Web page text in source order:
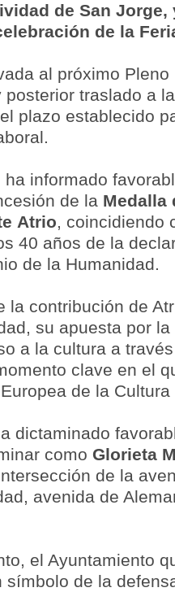
de San Jorge,
de la
al próximo
traslado a
plazo establecido
informado
de la Medalla
Atrio, coincidiendo
40 años de la
de la Humanidad.
la contribución de
su apuesta por
a la cultura a
clave en el
de la
dictaminado
como Glorieta
de la
avenida de
el Ayuntamiento
símbolo de la